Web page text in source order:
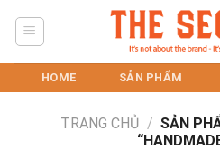
HOME SẢN PHẨM
TRANG CHỦ / SẢN